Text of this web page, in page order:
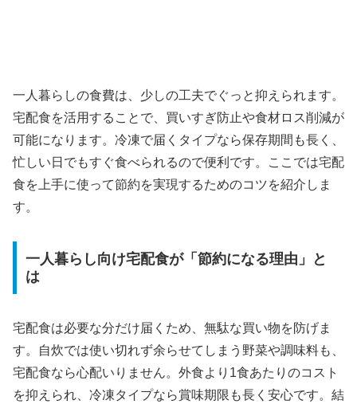
一人暮らしの食費は、少しの工夫でぐっと抑えられます。
宅配食を活用することで、買いすぎ防止や食材ロス削減が
可能になります。冷凍で届くタイプなら保存期間も長く、
忙しい日でもすぐ食べられるので便利です。ここでは宅配
食を上手に使って節約を実現するためのコツを紹介しま
す。
一人暮らし向け宅配食が「節約になる理由」と
は
宅配食は必要な分だけ届くため、無駄な買い物を防げま
す。自炊では使い切れず余らせてしまう野菜や調味料も、
宅配食なら心配いりません。外食より1食あたりのコスト
を抑えられ、冷凍タイプなら賞味期限も長く安心です。結